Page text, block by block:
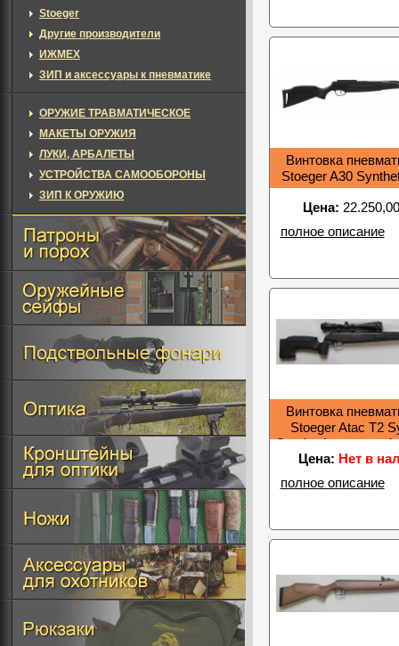
Винтовка
Stoeger A30
Цена:
полное описание
Винтовка
Stoeger Atac T2
Combo (+ прицел
(305м/с)
Цена: Нет в
полное описание
Stoeger
Другие производители
ИЖМЕХ
ЗИП и аксессуары к пневматике
ОРУЖИЕ ТРАВМАТИЧЕСКОЕ
МАКЕТЫ ОРУЖИЯ
ЛУКИ, АРБАЛЕТЫ
УСТРОЙСТВА САМООБОРОНЫ
ЗИП К ОРУЖИЮ